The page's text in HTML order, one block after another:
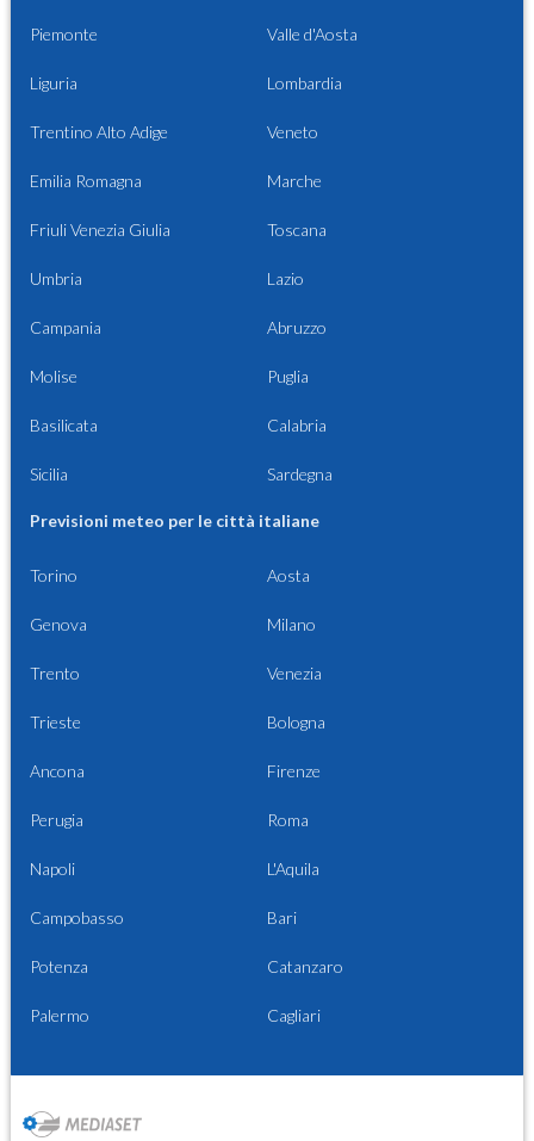
Piemonte Valle d'Aosta
Liguria Lombardia
Trentino Alto Adige Veneto
Emilia Romagna Marche
Friuli Venezia Giulia Toscana
Umbria Lazio
Campania Abruzzo
Molise Puglia
Basilicata Calabria
Sicilia Sardegna
Previsioni meteo per le città italiane
Torino Aosta
Genova Milano
Trento Venezia
Trieste Bologna
Ancona Firenze
Perugia Roma
Napoli L'Aquila
Campobasso Bari
Potenza Catanzaro
Palermo Cagliari